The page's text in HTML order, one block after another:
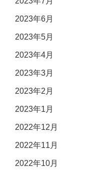
2023年6月
2023年5月
2023年4月
2023年3月
2023年2月
2023年1月
2022年12月
2022年11月
2022年10月